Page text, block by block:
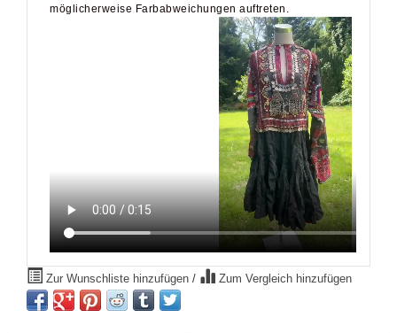
möglicherweise Farbabweichungen auftreten.
Zur Wunschliste hinzufügen / Zum Vergleich hinzufügen